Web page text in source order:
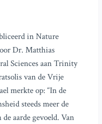
in Nature
Dr. Matthias
Sciences aan Trinity
van de Vrije
merkte op: “In de
steeds meer de
aarde gevoeld. Van